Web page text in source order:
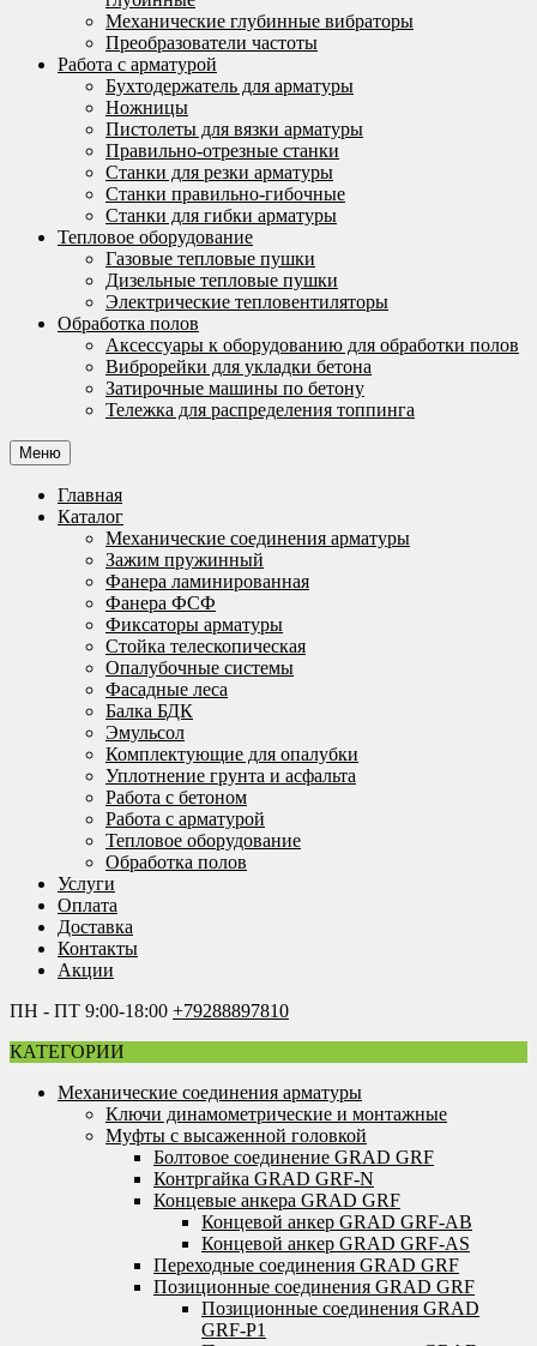
Механические глубинные вибраторы
Преобразователи частоты
Работа с арматурой
Бухтодержатель для арматуры
Ножницы
Пистолеты для вязки арматуры
Правильно-отрезные станки
Станки для резки арматуры
Станки правильно-гибочные
Станки для гибки арматуры
Тепловое оборудование
Газовые тепловые пушки
Дизельные тепловые пушки
Электрические тепловентиляторы
Обработка полов
Аксессуары к оборудованию для обработки полов
Виброрейки для укладки бетона
Затирочные машины по бетону
Тележка для распределения топпинга
Меню
Главная
Каталог
Механические соединения арматуры
Зажим пружинный
Фанера ламинированная
Фанера ФСФ
Фиксаторы арматуры
Стойка телескопическая
Опалубочные системы
Фасадные леса
Балка БДК
Эмульсол
Комплектующие для опалубки
Уплотнение грунта и асфальта
Работа с бетоном
Работа с арматурой
Тепловое оборудование
Обработка полов
Услуги
Оплата
Доставка
Контакты
Акции
ПН - ПТ 9:00-18:00 +79288897810
КАТЕГОРИИ
Механические соединения арматуры
Ключи динамометрические и монтажные
Муфты с высаженной головкой
Болтовое соединение GRAD GRF
Контргайка GRAD GRF-N
Концевые анкера GRAD GRF
Концевой анкер GRAD GRF-AB
Концевой анкер GRAD GRF-AS
Переходные соединения GRAD GRF
Позиционные соединения GRAD GRF
Позиционные соединения GRAD
GRF-P1